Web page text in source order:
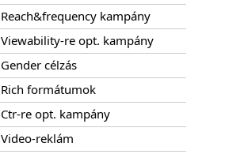
Reach&frequency kampány
Viewability-re opt. kampány
Gender célzás
Rich formátumok
Ctr-re opt. kampány
Video-reklám